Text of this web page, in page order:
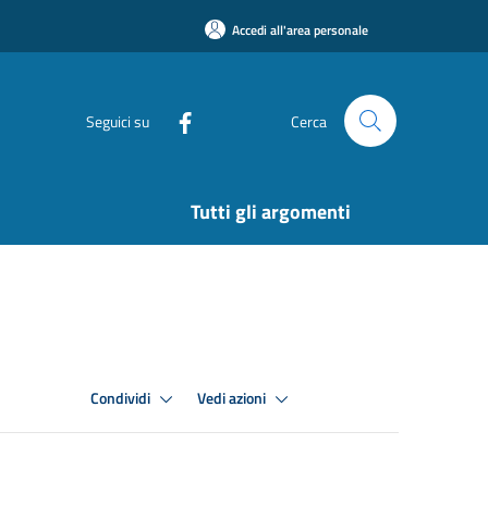
Accedi all'area personale
Seguici su Cerca
Tutti gli argomenti
Condividi Vedi azioni